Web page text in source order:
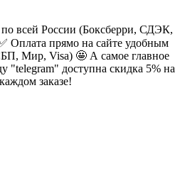
по всей России (Боксберри, СДЭК,
Оплата прямо на сайте удобным
Мир, Visa) 🤩 А самое главное
"telegram" доступна скидка 5% на
заказе!